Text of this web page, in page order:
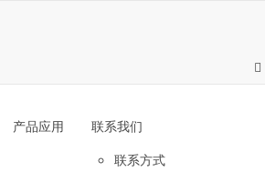
产品应用
联系我们
联系方式